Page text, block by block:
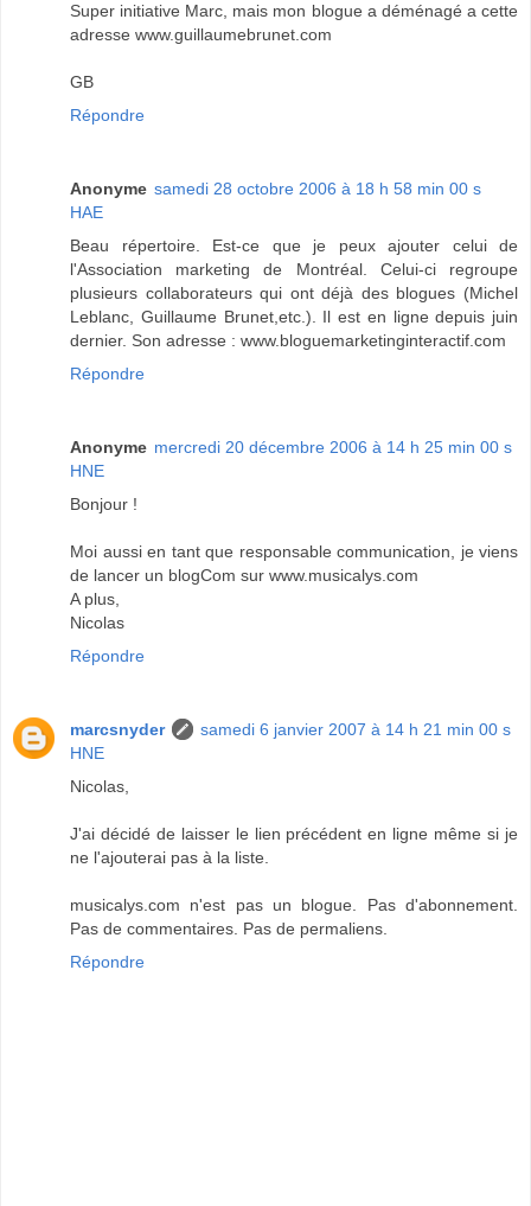
Super initiative Marc, mais mon blogue a déménagé a cette
adresse www.guillaumebrunet.com
GB
Répondre
Anonyme samedi 28 octobre 2006 à 18 h 58 min 00 s
HAE
Beau répertoire. Est-ce que je peux ajouter celui de
l'Association marketing de Montréal. Celui-ci regroupe
plusieurs collaborateurs qui ont déjà des blogues (Michel
Leblanc, Guillaume Brunet,etc.). Il est en ligne depuis juin
dernier. Son adresse : www.bloguemarketinginteractif.com
Répondre
Anonyme mercredi 20 décembre 2006 à 14 h 25 min 00 s
HNE
Bonjour !
Moi aussi en tant que responsable communication, je viens
de lancer un blogCom sur www.musicalys.com
A plus,
Nicolas
Répondre
marcsnyder
samedi 6 janvier 2007 à 14 h 21 min 00 s
HNE
Nicolas,
J'ai décidé de laisser le lien précédent en ligne même si je
ne l'ajouterai pas à la liste.
musicalys.com n'est pas un blogue. Pas d'abonnement.
Pas de commentaires. Pas de permaliens.
Répondre